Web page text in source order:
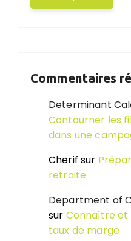
Commentaires
Determinant
Contourner les
dans une
Cherif sur
retraite
Department of
sur Connaître
taux de marge